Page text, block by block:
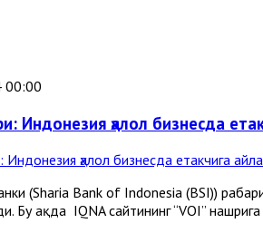
00:00
Индонезия ҳалол бизнесда
(Sharia Bank of Indonesia (BSI))
Бу ҳақда IQNA сайтининг “VOI”